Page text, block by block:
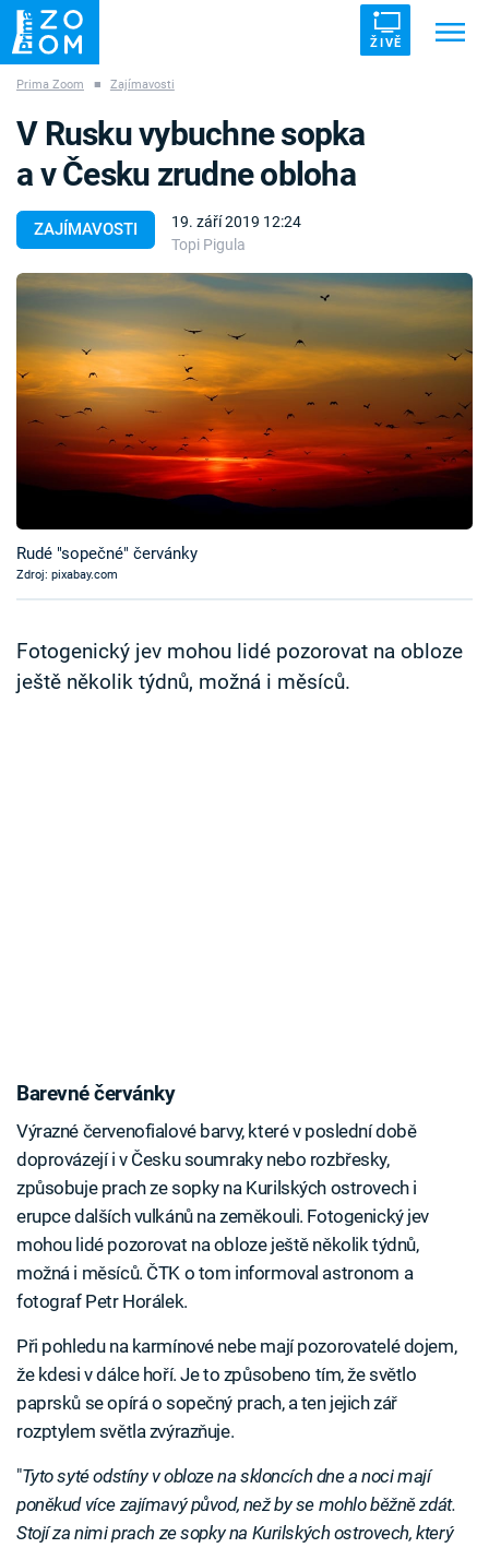
ŽIVĚ
ZÁHADY VETŘELCI DÁVNOVĚKU
Témata
Témata
Pořady
TV Program
Sledujte prima+
Prima Zoom ■ Zajímavosti
ZAJÍMAVOSTI
19. září 2019 12:24
Topi Pigula
V Rusku vybuchne sopka
a v Česku zrudne obloha
Rudé "sopečné" červánky
Zdroj: pixabay.com
Fotogenický jev mohou lidé pozorovat na obloze
ještě několik týdnů, možná i měsíců.
Barevné červánky
Výrazné červenofialové barvy, které v poslední době
doprovázejí i v Česku soumraky nebo rozbřesky,
způsobuje prach ze sopky na Kurilských ostrovech i
erupce dalších vulkánů na zeměkouli. Fotogenický jev
mohou lidé pozorovat na obloze ještě několik týdnů,
možná i měsíců. ČTK o tom informoval astronom a
fotograf Petr Horálek.
Při pohledu na karmínové nebe mají pozorovatelé dojem,
že kdesi v dálce hoří. Je to způsobeno tím, že světlo
paprsků se opírá o sopečný prach, a ten jejich zář
rozptylem světla zvýrazňuje.
"Tyto syté odstíny v obloze na skloncích dne a noci mají
poněkud více zajímavý původ, než by se mohlo běžně zdát.
Stojí za nimi prach ze sopky na Kurilských ostrovech, který